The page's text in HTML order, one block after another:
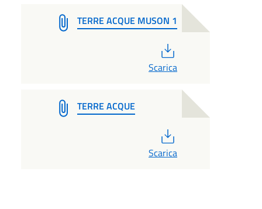
TERRE ACQUE MUSON 1
Scarica
TERRE ACQUE
Scarica